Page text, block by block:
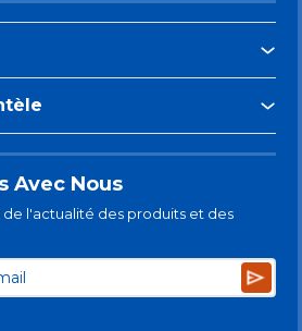
Avec Nous
de l'actualité des produits et des